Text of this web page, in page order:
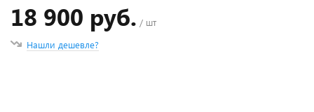
18 900 руб. / шт
Нашли дешевле?